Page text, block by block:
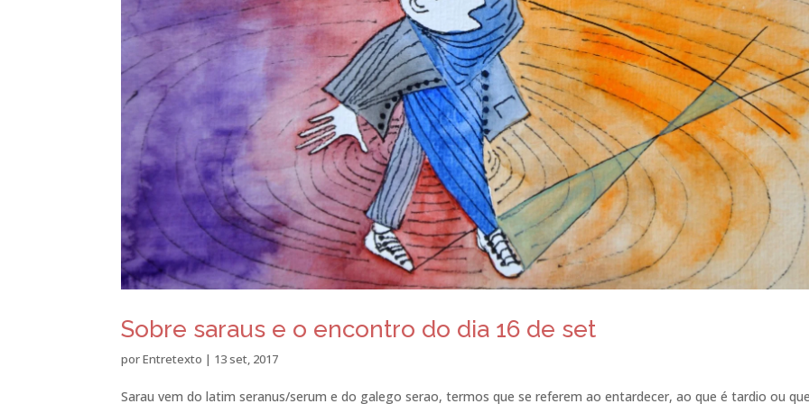
Sobre saraus e o encontro do dia 16 de set
porEntretexto | 13 set, 2017
Sarau vem do latim seranus/serum e do galego serao, termos que se referem ao entardecer, ao que é tardio ou